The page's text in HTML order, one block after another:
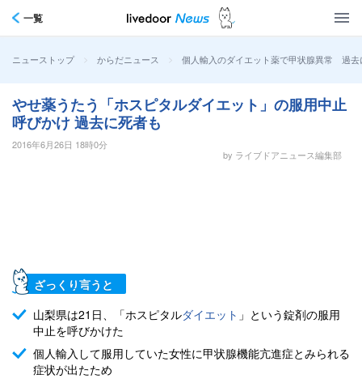
一覧
ニューストップ > からだニュース > 個人輸入のダイエット薬で甲状腺異常 過去
やせ薬うたう「ホスピタルダイエット」の服用中止
呼びかけ 過去に死者も
2016年6月26日 18時0分
by ライブドアニュース編集部
ざっくり言うと
山梨県は21日、「ホスピタルダイエット 」という錠剤の服用
中止を呼びかけた
個人輸入して服用していた女性に甲状腺機能亢進症とみられる
症状が出たため